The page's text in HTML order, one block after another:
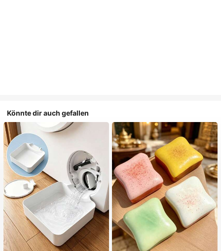
Könnte dir auch gefallen